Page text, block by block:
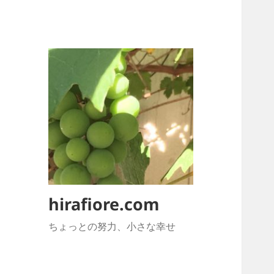
hirafiore.com
ちょっとの努力、小さな幸せ